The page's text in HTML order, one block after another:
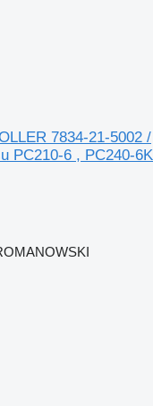
7834-21-5002 /
PC210-6 , PC240-6K